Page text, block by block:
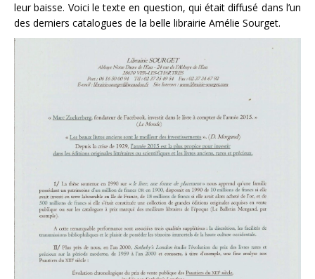
leur baisse. Voici le texte en question, qui était diffusé dans l’un
des derniers catalogues de la belle librairie Amélie Sourget.